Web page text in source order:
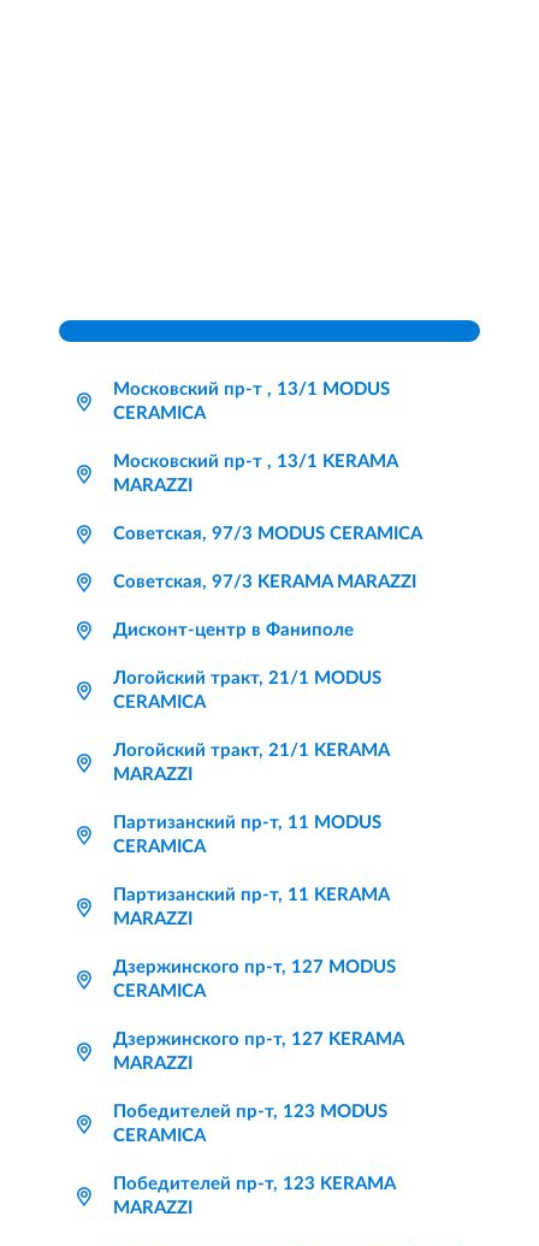
Московский пр-т , 13/1 MODUS
CERAMICA
Московский пр-т , 13/1 KERAMA
MARAZZI
Советская, 97/3 MODUS CERAMICA
Советская, 97/3 KERAMA MARAZZI
Дисконт-центр в Фаниполе
Логойский тракт, 21/1 MODUS
CERAMICA
Логойский тракт, 21/1 KERAMA
MARAZZI
Партизанский пр-т, 11 MODUS
CERAMICA
Партизанский пр-т, 11 KERAMA
MARAZZI
Дзержинского пр-т, 127 MODUS
CERAMICA
Дзержинского пр-т, 127 KERAMA
MARAZZI
Победителей пр-т, 123 MODUS
CERAMICA
Победителей пр-т, 123 KERAMA
MARAZZI